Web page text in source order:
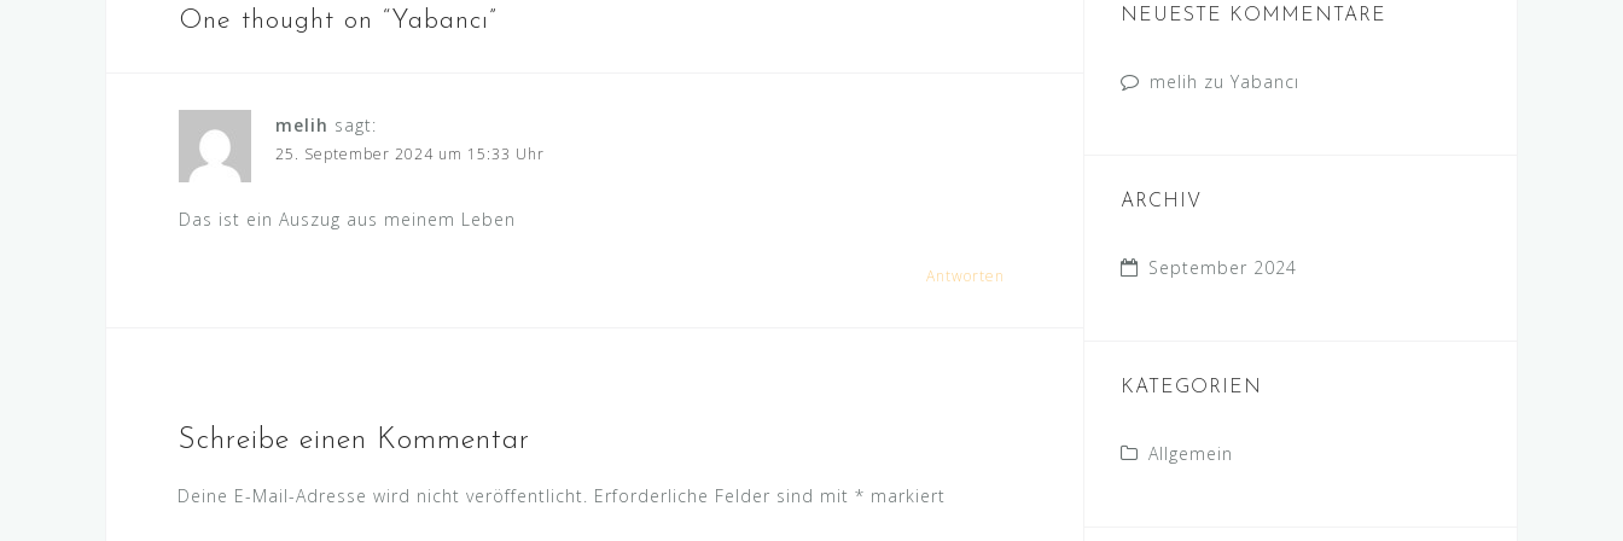
One thought on “Yabancı”
melih sagt:
25. September 2024 um 15:33 Uhr
Das ist ein Auszug aus meinem Leben
Antworten
Schreibe einen Kommentar
Deine E-Mail-Adresse wird nicht veröffentlicht. Erforderliche Felder sind mit * markiert
NEUESTE KOMMENTARE
melih zu Yabancı
ARCHIV
September 2024
KATEGORIEN
Allgemein